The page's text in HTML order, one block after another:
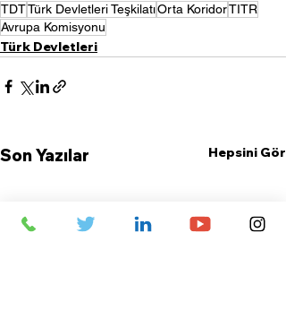
TDTTürk Devletleri TeşkilatıOrta KoridorTITR
Avrupa Komisyonu
Türk Devletleri
Son Yazılar Hepsini Gör